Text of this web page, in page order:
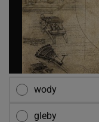
wody
gleby